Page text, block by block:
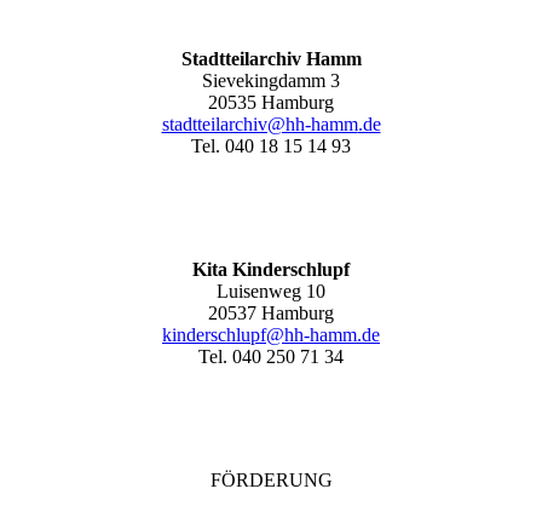
Stadtteilarchiv Hamm
Sievekingdamm 3
20535 Hamburg
stadtteilarchiv@hh-hamm.de
Tel. 040 18 15 14 93
Kita Kinderschlupf
Luisenweg 10
20537 Hamburg
kinderschlupf@hh-hamm.de
Tel. 040 250 71 34
FÖRDERUNG